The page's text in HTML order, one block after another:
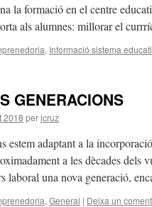
la formació en el centre
als alumnes: millorar el
, Informació sistema
GENERACIONS
2018 perjcruz
estem adaptant a la
a les dècades dels
laboral una nova generació,
, General | Deixa un